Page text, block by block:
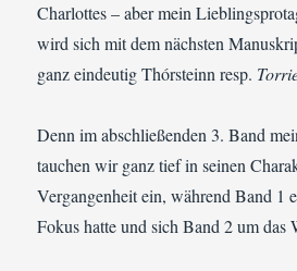
Charlottes – aber mein
wird sich mit dem nächsten
ganz eindeutig Thórsteinn resp.
Denn im abschließenden 3. Band
tauchen wir ganz tief in seinen
Vergangenheit ein, während Band 1
Fokus hatte und sich Band 2 um das